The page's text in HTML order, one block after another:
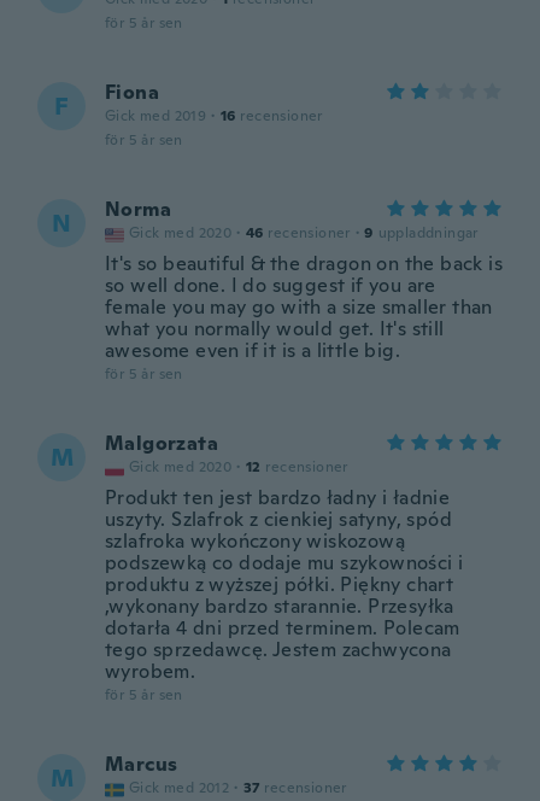
för 5 år sen
F Fiona
Gick med 2019 · 16 recensioner
för 5 år sen
N Norma
Gick med 2020 · 46 recensioner · 9 uppladdningar
It's so beautiful & the dragon on the back is
so well done. I do suggest if you are
female you may go with a size smaller than
what you normally would get. It's still
awesome even if it is a little big.
för 5 år sen
M Malgorzata
Gick med 2020 · 12 recensioner
Produkt ten jest bardzo ładny i ładnie
uszyty. Szlafrok z cienkiej satyny, spód
szlafroka wykończony wiskozową
podszewką co dodaje mu szykowności i
produktu z wyższej półki. Piękny chart
,wykonany bardzo starannie. Przesyłka
dotarła 4 dni przed terminem. Polecam
tego sprzedawcę. Jestem zachwycona
wyrobem.
för 5 år sen
M Marcus
Gick med 2012 · 37 recensioner